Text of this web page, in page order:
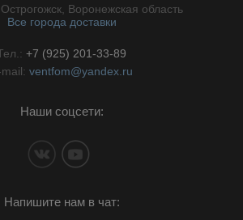
Воронежская область
Все города доставки
+7 (925) 201-33-89
ventfom@yandex.ru
Наши соцсети:
Напишите нам в чат: